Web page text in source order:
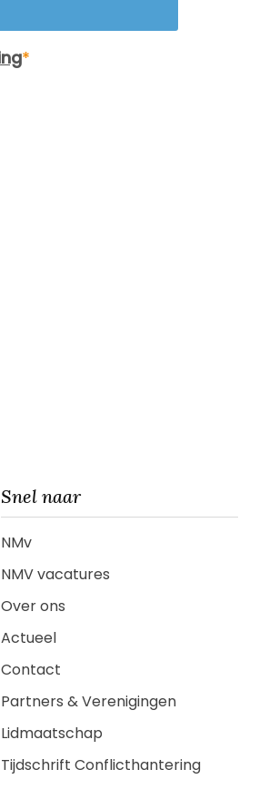
Snel naar
NMv
NMV vacatures
Over ons
Actueel
Contact
Partners & Verenigingen
Lidmaatschap
Tijdschrift Conflicthantering